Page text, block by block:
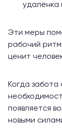
удалёнка
Эти меры
рабочий
ценит
Когда
появляется
новыми